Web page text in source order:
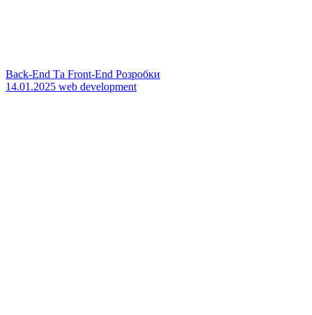
Back-End Та Front-End Розробки
14.01.2025 web development